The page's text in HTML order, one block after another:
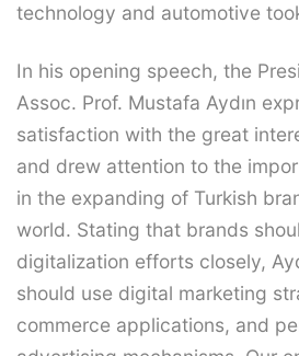
technology and automotive
In his opening speech, the
Assoc. Prof. Mustafa Aydın
satisfaction with the great
and drew attention to the
in the expanding of Turkish
world. Stating that brands
digitalization efforts closely,
should use digital marketing
commerce applications, and